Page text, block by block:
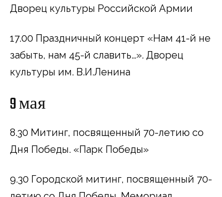
Дворец культуры Российской Армии
17.00 Праздничный концерт «Нам 41-й не
забыть, нам 45-й славить…». Дворец
культуры им. В.И.Ленина
9 мая
8.30 Митинг, посвященный 70-летию со
Дня Победы. «Парк Победы»
9.30 Городской митинг, посвященный 70-